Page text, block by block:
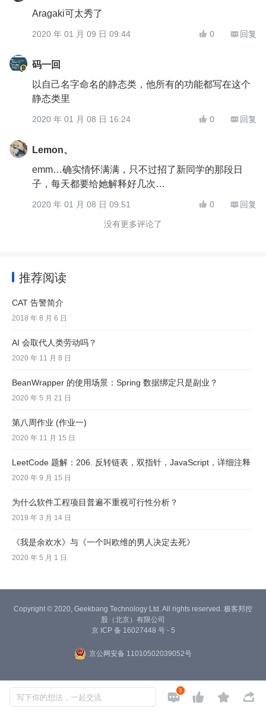
Aragaki可太秀了
2020 年 01 月 09 日 09:44  0  回复
码一回
以自己名字命名的静态类，他所有的功能都写在这个
静态类里
2020 年 01 月 08 日 16:24  0  回复
Lemon、
emm…确实情怀满满，只不过招了新同学的那段日
子，每天都要给她解释好几次…
2020 年 01 月 08 日 09:51  0  回复
没有更多评论了
推荐阅读
CAT 告警简介
2018 年 8 月 6 日
AI 会取代人类劳动吗？
2020 年 11 月 8 日
BeanWrapper 的使用场景：Spring 数据绑定只是副业？
2020 年 5 月 21 日
第八周作业 (作业一)
2020 年 11 月 15 日
LeetCode 题解：206. 反转链表，双指针，JavaScript，详细注释
2020 年 9 月 15 日
为什么软件工程项目普遍不重视可行性分析？
2019 年 3 月 14 日
《我是余欢水》与《一个叫欧维的男人决定去死》
2020 年 5 月 1 日
写下你的想法，一起交流 3   
Copyright © 2020, Geekbang Technology Ltd. All rights reserved. 极客邦控
股（北京）有限公司
京 ICP 备 16027448 号 - 5
京公网安备 11010502039052号